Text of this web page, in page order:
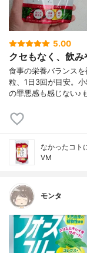
5.00
クセもなく、飲み
食事の栄養バランス
粒、1日3回が目安。
の罪悪感も感じない♪
なかったコト
VM
モンタ